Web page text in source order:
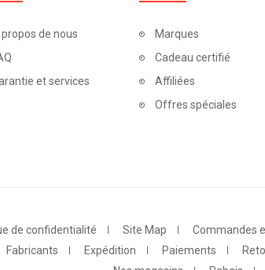
de nous
et services
Marques
Cadeau certifié
Affiliées
Offres spéciales
de confidentialité Site Map Commandes
Fabricants Expédition Paiements